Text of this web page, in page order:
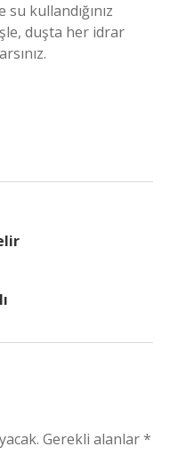
kullandığınız
duşta her idrar
Gerekli alanlar*